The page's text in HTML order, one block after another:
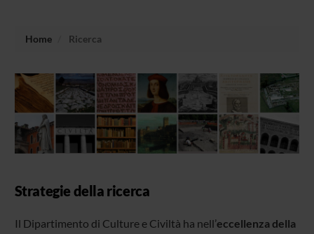
Home Ricerca
Strategie della ricerca
Il Dipartimento di Culture e Civiltà ha nell’eccellenza della